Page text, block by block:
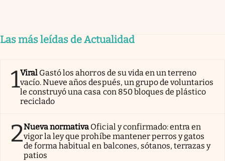
Las más leídas de Actualidad
1Viral Gastó los ahorros de su vida en un terreno
vacío. Nueve años después, un grupo de voluntarios
le construyó una casa con 850 bloques de plástico
reciclado
2Nueva normativa Oficial y confirmado: entra en
vigor la ley que prohíbe mantener perros y gatos
de forma habitual en balcones, sótanos, terrazas y
patios